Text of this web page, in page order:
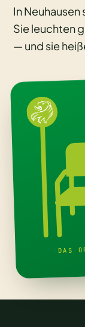
In
Sie leuchten
— und sie
DAS